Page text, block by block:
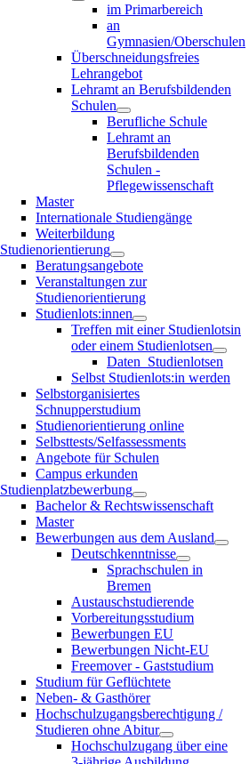
im Primarbereich
an
Gymnasien/Oberschulen
Überschneidungsfreies
Lehrangebot
Lehramt an Berufsbildenden
Schulen
Berufliche Schule
Lehramt an
Berufsbildenden
Schulen -
Pflegewissenschaft
Master
Internationale Studiengänge
Weiterbildung
Studienorientierung
Beratungsangebote
Veranstaltungen zur
Studienorientierung
Studienlots:innen
Treffen mit einer Studienlotsin
oder einem Studienlotsen
Daten_Studienlotsen
Selbst Studienlots:in werden
Selbstorganisiertes
Schnupperstudium
Studienorientierung online
Selbsttests/Selfassessments
Angebote für Schulen
Campus erkunden
Studienplatzbewerbung
Bachelor & Rechtswissenschaft
Master
Bewerbungen aus dem Ausland
Deutschkenntnisse
Sprachschulen in
Bremen
Austauschstudierende
Vorbereitungsstudium
Bewerbungen EU
Bewerbungen Nicht-EU
Freemover - Gaststudium
Studium für Geflüchtete
Neben- & Gasthörer
Hochschulzugangsberechtigung /
Studieren ohne Abitur
Hochschulzugang über eine